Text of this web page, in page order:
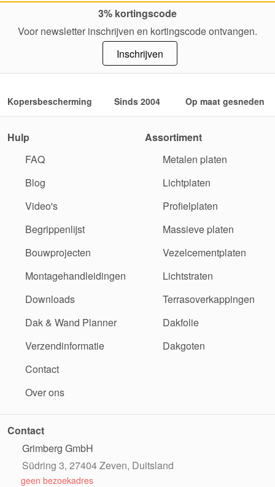
3% kortingscode
Voor newsletter inschrijven en kortingscode ontvangen.
Inschrijven
Kopersbescherming Sinds 2004 Op maat gesneden
Hulp
FAQ
Blog
Video's
Begrippenlijst
Bouwprojecten
Montagehandleidingen
Downloads
Dak & Wand Planner
Verzendinformatie
Contact
Over ons
Assortiment
Metalen platen
Lichtplaten
Profielplaten
Massieve platen
Vezelcementplaten
Lichtstraten
Terrasoverkappingen
Dakfolie
Dakgoten
Contact
Grimberg GmbH
Südring 3, 27404 Zeven, Duitsland
geen bezoekadres